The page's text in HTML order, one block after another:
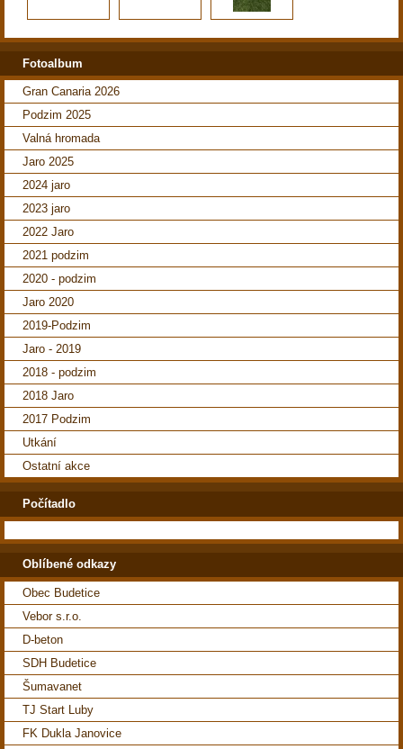
Fotoalbum
Gran Canaria 2026
Podzim 2025
Valná hromada
Jaro 2025
2024 jaro
2023 jaro
2022 Jaro
2021 podzim
2020 - podzim
Jaro 2020
2019-Podzim
Jaro - 2019
2018 - podzim
2018 Jaro
2017 Podzim
Utkání
Ostatní akce
Počítadlo
Oblíbené odkazy
Obec Budetice
Vebor s.r.o.
D-beton
SDH Budetice
Šumavanet
TJ Start Luby
FK Dukla Janovice